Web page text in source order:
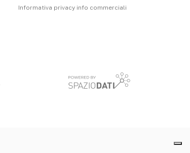
Informativa privacy info commerciali